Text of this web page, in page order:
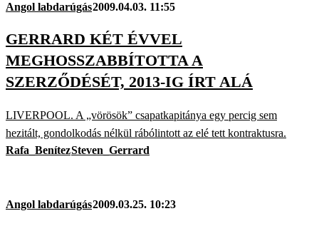
Angol labdarúgás2009.04.03. 11:55
GERRARD KÉT ÉVVEL
MEGHOSSZABBÍTOTTA A
SZERZŐDÉSÉT, 2013-IG ÍRT ALÁ
LIVERPOOL. A „vörösök” csapatkapitánya egy percig sem
hezitált, gondolkodás nélkül rábólintott az elé tett kontraktusra.
Rafa_BenítezSteven_Gerrard
Angol labdarúgás2009.03.25. 10:23